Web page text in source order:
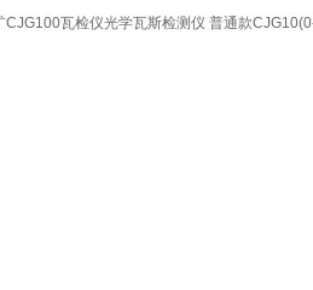
瓦检仪光学瓦斯检测仪 普通款